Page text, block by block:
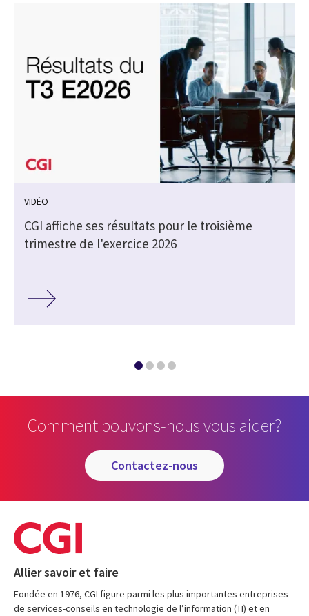
VIDÉO
CGI affiche ses résultats pour le troisième
trimestre de l'exercice 2026
Comment pouvons-nous vous aider?
contactez-nous
Allier savoir et faire
Fondée en 1976, CGI figure parmi les plus importantes entreprises
de services-conseils en technologie de l’information (TI) et en